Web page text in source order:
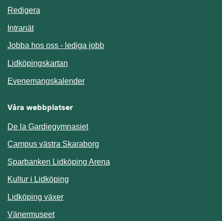
Redigera
IntranätLänk till annan webbplats.
Jobba hos oss - lediga jobb
Lidköpingskartan
EvenemangskalenderLänk till annan webbplats.
Våra webbplatser
De la Gardiegymnasiet
Campus västra Skaraborg
Sparbanken Lidköping Arena
Kultur i Lidköping
Lidköping växer
Vänermuseet